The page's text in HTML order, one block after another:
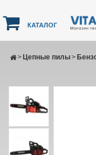
КАТАЛОГ
Цепные пилы
> >